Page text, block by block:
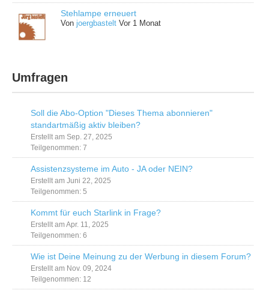
Stehlampe erneuert
Vonjoergbastelt Vor 1 Monat
Umfragen
Soll die Abo-Option "Dieses Thema abonnieren"
standartmäßig aktiv bleiben?
Erstellt am Sep. 27, 2025
Teilgenommen: 7
Assistenzsysteme im Auto - JA oder NEIN?
Erstellt am Juni 22, 2025
Teilgenommen: 5
Kommt für euch Starlink in Frage?
Erstellt am Apr. 11, 2025
Teilgenommen: 6
Wie ist Deine Meinung zu der Werbung in diesem Forum?
Erstellt am Nov. 09, 2024
Teilgenommen: 12